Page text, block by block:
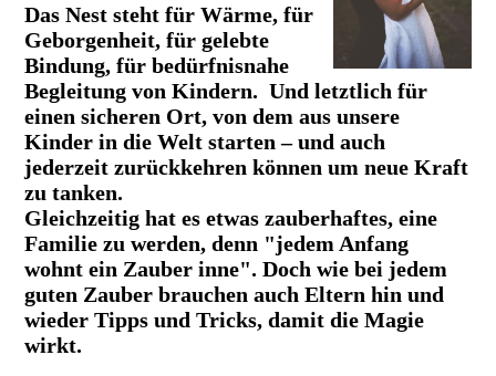
Das Nest steht für Wärme, für
Geborgenheit, für gelebte
Bindung, für bedürfnisnahe
Begleitung von Kindern. Und letztlich für
einen sicheren Ort, von dem aus unsere
Kinder in die Welt starten – und auch
jederzeit zurückkehren können um neue Kraft
zu tanken.
Gleichzeitig hat es etwas zauberhaftes, eine
Familie zu werden, denn "jedem Anfang
wohnt ein Zauber inne". Doch wie bei jedem
guten Zauber brauchen auch Eltern hin und
wieder Tipps und Tricks, damit die Magie
wirkt.